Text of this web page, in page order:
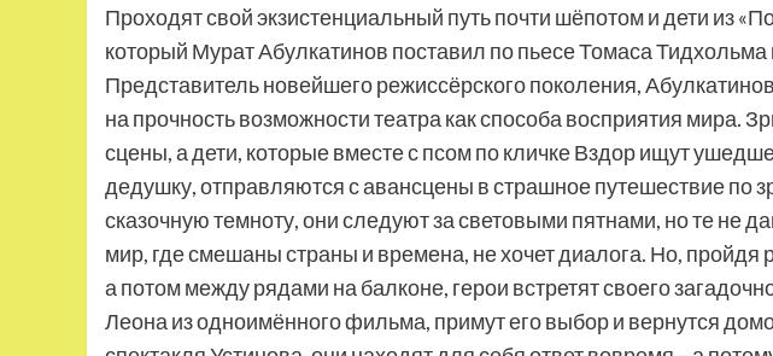
Проходят свой экзистенциальный путь почти шёпотом и дети из
который Мурат Абулкатинов поставил по пьесе Томаса
Представитель новейшего режиссёрского поколения,
на прочность возможности театра как способа восприятия мира.
сцены, а дети, которые вместе с псом по кличке Вздор ищут
дедушку, отправляются с авансцены в страшное путешествие по
сказочную темноту, они следуют за световыми пятнами, но те не
мир, где смешаны страны и времена, не хочет диалога. Но, пройдя
а потом между рядами на балконе, герои встретят своего
Леона из одноимённого фильма, примут его выбор и вернутся